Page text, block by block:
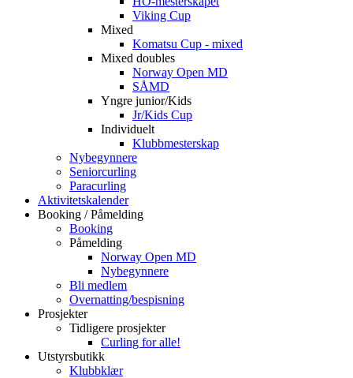
Viking Cup
Mixed
Komatsu Cup - mixed
Mixed doubles
Norway Open MD
SÅMD
Yngre junior/Kids
Jr/Kids Cup
Individuelt
Klubbmesterskap
Nybegynnere
Seniorcurling
Paracurling
Aktivitetskalender
Booking / Påmelding
Booking
Påmelding
Norway Open MD
Nybegynnere
Bli medlem
Overnatting/bespisning
Prosjekter
Tidligere prosjekter
Curling for alle!
Utstyrsbutikk
Klubbklær